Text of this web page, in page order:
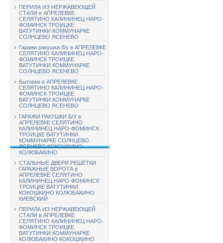
ПЕРИЛА ИЗ НЕРЖАВЕЮЩЕЙ
СТАЛИ в АПРЕЛЕВКЕ
СЕЛЯТИНО КАЛИНИНЕЦ НАРО-
ФОМИНСК ТРОИЦКЕ
ВАТУТИНКИ КОММУНАРКЕ
СОЛНЦЕВО ЯСЕНЕВО
Гаражи ракушки б/у в АПРЕЛЕВКЕ
СЕЛЯТИНО КАЛИНИНЕЦ НАРО-
ФОМИНСК ТРОИЦКЕ
ВАТУТИНКИ КОММУНАРКЕ
СОЛНЦЕВО ЯСЕНЕВО
Бытовки в АПРЕЛЕВКЕ
СЕЛЯТИНО КАЛИНИНЕЦ НАРО-
ФОМИНСК ТРОИЦКЕ
ВАТУТИНКИ КОММУНАРКЕ
СОЛНЦЕВО ЯСЕНЕВО
ГАРАЖИ РАКУШКИ Б/У в
АПРЕЛЕВКЕ СЕЛЯТИНО
КАЛИНИНЕЦ НАРО-ФОМИНСК
ТРОИЦКЕ ВАТУТИНКИ
КОММУНАРКЕ СОЛНЦЕВО
ЯСЕНЕВО КОКОШКИНО
КОЛЮБАКИНО
СТАЛЬНЫЕ ДВЕРИ РЕШЁТКИ
ГАРАЖНЫЕ ВОРОТА в
АПРЕЛЕВКЕ СЕЛЯТИНО
КАЛИНИНЕЦ НАРО-ФОМИНСК
ТРОИЦКЕ ВАТУТИНКИ
КОКОШКИНО КОЛЮБАКИНО
КИЕВСКИЙ
ПЕРИЛА ИЗ НЕРЖАВЕЮЩЕЙ
СТАЛИ в АПРЕЛЕВКЕ
СЕЛЯТИНО КАЛИНИНЕЦ НАРО-
ФОМИНСК ТРОИЦКЕ
ВАТУТИНКИ КОММУНАРКЕ
КОЛЮБАКИНО КОКОШКИНО